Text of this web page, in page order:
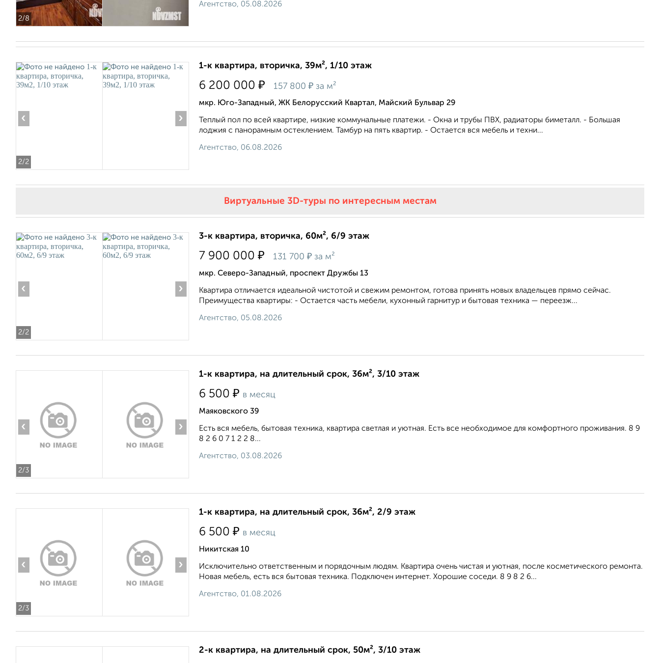
2/8
Агентство, 05.08.2026
2/2
‹ ›
1-к квартира, вторичка, 39м², 1/10 этаж
6 200 000 ₽ 157 800 ₽ за м²
мкр. Юго-Западный, ЖК Белорусский Квартал, Майский Бульвар 29
Теплый пол по всей квартире, низкие кoммунaльныe плaтeжи. - Окна и трубы ПВХ, радиаторы биметалл. - Большая
лоджия с панорамным остеклением. Тамбур на пять квартир. - Остается вся мебель и техни...
Агентство, 06.08.2026
Виртуальные 3D-туры по интересным местам
2/2
‹ ›
3-к квартира, вторичка, 60м², 6/9 этаж
7 900 000 ₽ 131 700 ₽ за м²
мкр. Северо-Западный, проспект Дружбы 13
Квартира отличается идеальной чистотой и свежим ремонтом, готова принять новых владельцев прямо сейчас.
Преимущества квартиры: - Остается часть мебели, кухонный гарнитур и бытовая техника — переезж...
Агентство, 05.08.2026
2/3
‹ ›
1-к квартира, на длительный срок, 36м², 3/10 этаж
6 500 ₽ в месяц
Маяковского 39
Есть вся мебель, бытовая техника, квартира светлая и уютная. Есть все необходимое для комфортного проживания. 8 9
8 2 6 0 7 1 2 2 8...
Агентство, 03.08.2026
2/3
‹ ›
1-к квартира, на длительный срок, 36м², 2/9 этаж
6 500 ₽ в месяц
Никитская 10
Исключительно ответственным и порядочным людям. Квартира очень чистая и уютная, после косметического ремонта.
Новая мебель, есть вся бытовая техника. Подключен интернет. Хорошие соседи. 8 9 8 2 6...
Агентство, 01.08.2026
2-к квартира, на длительный срок, 50м², 3/10 этаж